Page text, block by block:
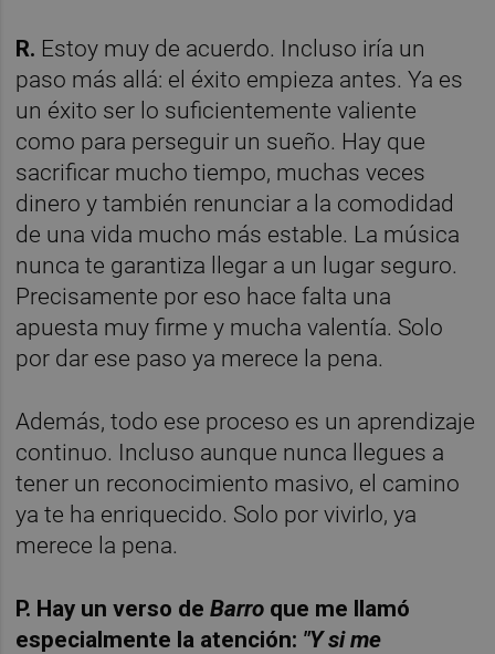
R. Estoy muy de acuerdo. Incluso iría un
paso más allá: el éxito empieza antes. Ya es
un éxito ser lo suficientemente valiente
como para perseguir un sueño. Hay que
sacrificar mucho tiempo, muchas veces
dinero y también renunciar a la comodidad
de una vida mucho más estable. La música
nunca te garantiza llegar a un lugar seguro.
Precisamente por eso hace falta una
apuesta muy firme y mucha valentía. Solo
por dar ese paso ya merece la pena.
Además, todo ese proceso es un aprendizaje
continuo. Incluso aunque nunca llegues a
tener un reconocimiento masivo, el camino
ya te ha enriquecido. Solo por vivirlo, ya
merece la pena.
P. Hay un verso deBarro que me llamó
especialmente la atención: "Y si me